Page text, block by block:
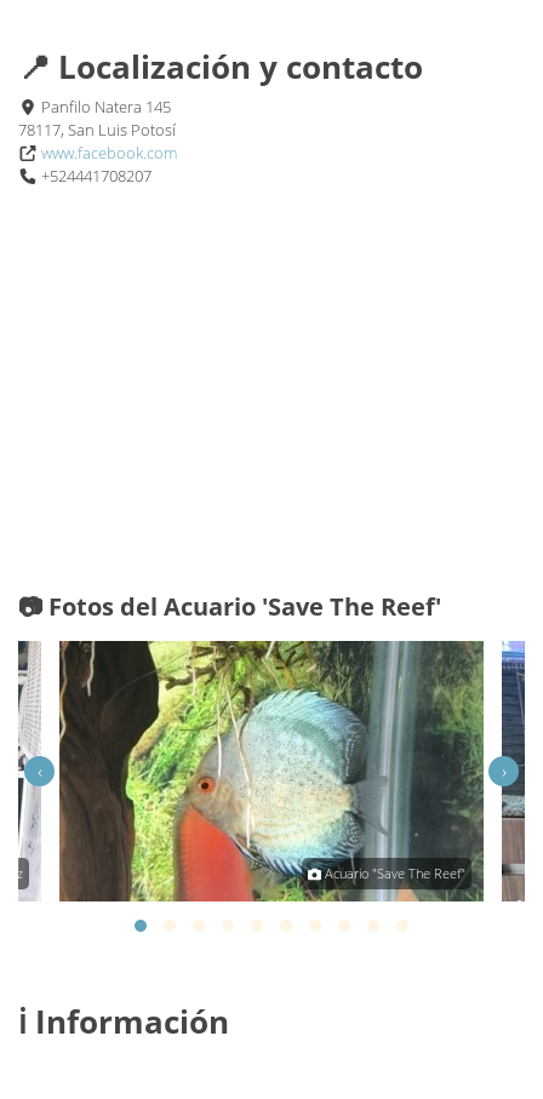
📍 Localización y contacto
Panfilo Natera 145
78117, San Luis Potosí
www.facebook.com
+524441708207
📷 Fotos del Acuario 'Save The Reef'
Acuario "Save The Reef"
‹ ›
ℹ️ Información